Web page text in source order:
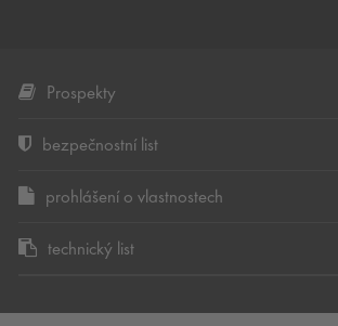
Prospekty
bezpečnostní list
prohlášení o vlastnostech
technický list